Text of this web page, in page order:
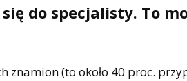
do specjalisty. To
znamion (to około 40 proc.